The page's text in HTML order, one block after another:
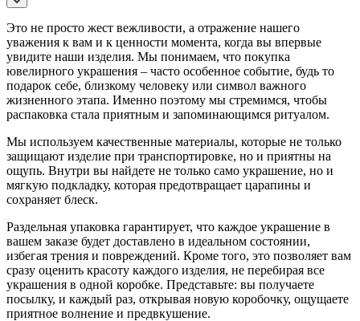
Это не просто жест вежливости, а отражение нашего
уважения к вам и к ценности момента, когда вы впервые
увидите наши изделия. Мы понимаем, что покупка
ювелирного украшения – часто особенное событие, будь то
подарок себе, близкому человеку или символ важного
жизненного этапа. Именно поэтому мы стремимся, чтобы
распаковка стала приятным и запоминающимся ритуалом.
Мы используем качественные материалы, которые не только
защищают изделие при транспортировке, но и приятны на
ощупь. Внутри вы найдете не только само украшение, но и
мягкую подкладку, которая предотвращает царапины и
сохраняет блеск.
Раздельная упаковка гарантирует, что каждое украшение в
вашем заказе будет доставлено в идеальном состоянии,
избегая трения и повреждений. Кроме того, это позволяет вам
сразу оценить красоту каждого изделия, не перебирая все
украшения в одной коробке. Представьте: вы получаете
посылку, и каждый раз, открывая новую коробочку, ощущаете
приятное волнение и предвкушение.